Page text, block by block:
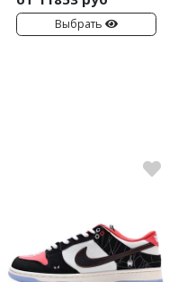
Выбрать